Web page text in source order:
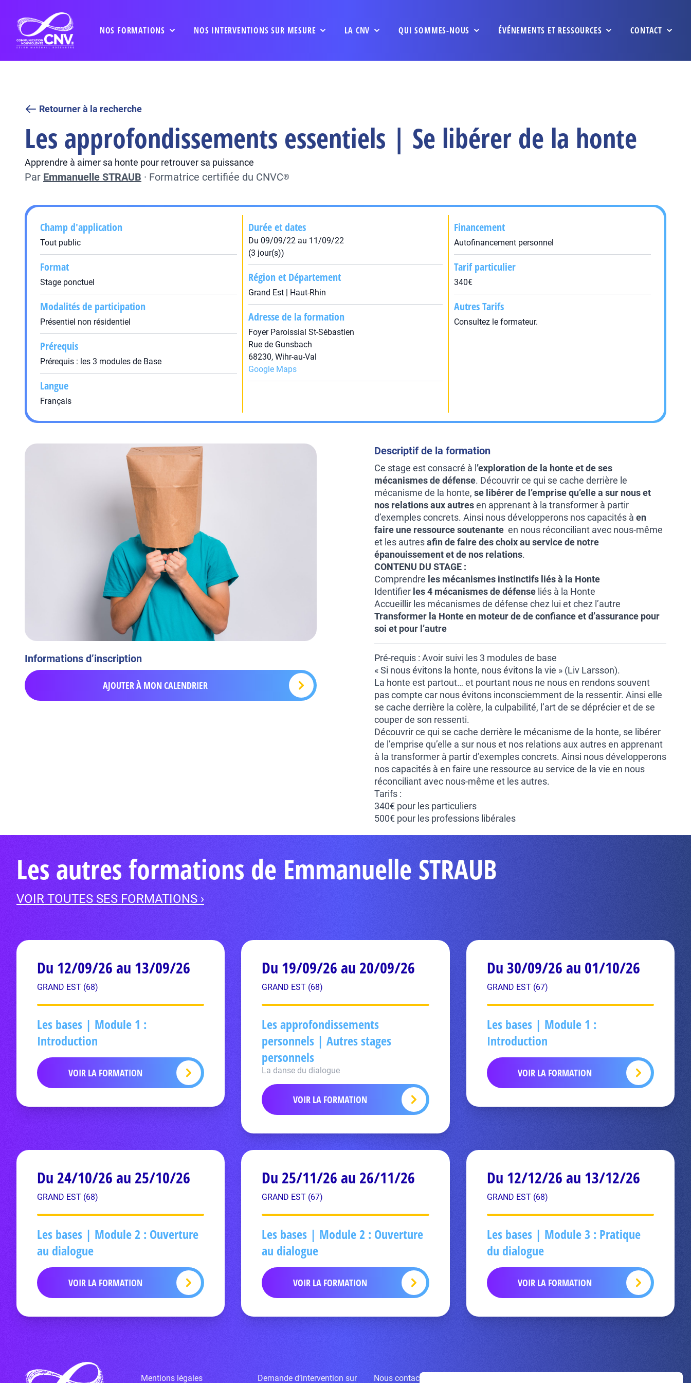
NOS FORMATIONS NOS INTERVENTIONS SUR MESURE LA CNV QUI SOMMES-NOUS ÉVÉNEMENTS ET RESSOURCES CONTACT
Retourner à la recherche
Les approfondissements essentiels | Se libérer de la honte
Apprendre à aimer sa honte pour retrouver sa puissance
Par Emmanuelle STRAUB · Formatrice certifiée du CNVC®
Champ d'application
Tout public
Format
Stage ponctuel
Modalités de participation
Présentiel non résidentiel
Prérequis
Prérequis : les 3 modules de Base
Langue
Français
Durée et dates
Du 09/09/22 au 11/09/22
(3 jour(s))
Région et Département
Grand Est | Haut-Rhin
Adresse de la formation
Foyer Paroissial St-Sébastien
Rue de Gunsbach
68230, Wihr-au-Val
Google Maps
Financement
Autofinancement personnel
Tarif particulier
340€
Autres Tarifs
Consultez le formateur.
Informations d’inscription
AJOUTER À MON CALENDRIER
Descriptif de la formation
Ce stage est consacré à l ’exploration de la honte et de ses
mécanismes de défense. Découvrir ce qui se cache derrière le
mécanisme de la honte, se libérer de l’emprise qu’elle a sur nous et
nos relations aux autresen apprenant à la transformer à partir
d’exemples concrets. Ainsi nous développerons nos capacités à en
faire une ressource soutenante en nous réconciliant avec nous-même
et les autresafin de faire des choix au service de notre
épanouissement et de nos relations.
CONTENU DU STAGE :
Comprendre les mécanismes instinctifs liés à la Honte
Identifier les 4 mécanismes de défense liés à la Honte
Accueillir les mécanismes de défense chez lui et chez l’autre
Transformer la Honte en moteur de de confiance et d’assurance pour
soi et pour l’autre
Pré-requis : Avoir suivi les 3 modules de base
« Si nous évitons la honte, nous évitons la vie » (Liv Larsson).
La honte est partout… et pourtant nous ne nous en rendons souvent
pas compte car nous évitons inconsciemment de la ressentir. Ainsi elle
se cache derrière la colère, la culpabilité, l’art de se déprécier et de se
couper de son ressenti.
Découvrir ce qui se cache derrière le mécanisme de la honte, se libérer
de l’emprise qu’elle a sur nous et nos relations aux autres en apprenant
à la transformer à partir d’exemples concrets. Ainsi nous développerons
nos capacités à en faire une ressource au service de la vie en nous
réconciliant avec nous-même et les autres.
Tarifs :
340€ pour les particuliers
500€ pour les professions libérales
Les autres formations de Emmanuelle STRAUB
VOIR TOUTES SES FORMATIONS ›
Du 12/09/26 au 13/09/26
GRAND EST (68)
Les bases | Module 1 :
Introduction
VOIR LA FORMATION
Du 19/09/26 au 20/09/26
GRAND EST (68)
Les approfondissements
personnels | Autres stages
personnels
La danse du dialogue
VOIR LA FORMATION
Du 30/09/26 au 01/10/26
GRAND EST (67)
Les bases | Module 1 :
Introduction
VOIR LA FORMATION
Du 24/10/26 au 25/10/26
GRAND EST (68)
Les bases | Module 2 : Ouverture
au dialogue
VOIR LA FORMATION
Du 25/11/26 au 26/11/26
GRAND EST (67)
Les bases | Module 2 : Ouverture
au dialogue
VOIR LA FORMATION
Du 12/12/26 au 13/12/26
GRAND EST (68)
Les bases | Module 3 : Pratique
du dialogue
VOIR LA FORMATION
Mentions légales Demande d’intervention sur Nous contacter